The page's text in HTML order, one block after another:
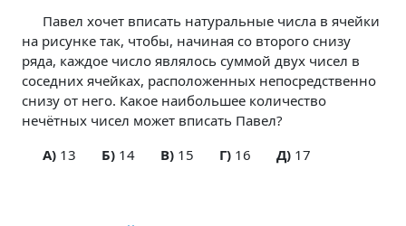
Павел хочет вписать натуральные числа в ячейки
на рисунке так, чтобы, начиная со второго снизу
ряда, каждое число являлось суммой двух чисел в
соседних ячейках, расположенных непосредственно
снизу от него. Какое наибольшее количество
нечётных чисел может вписать Павел?
A)13 Б)14 В)15 Г)16 Д)17